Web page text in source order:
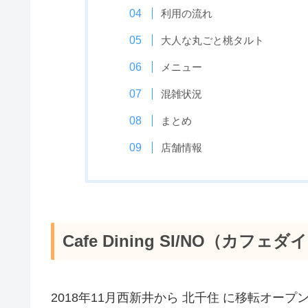
利用の流れ
大人な丸ごと桃タルト
メニュー
混雑状況
まとめ
店舗情報
Cafe Dining SI/NO（カフェダ
2018年11月西新井から 北千住 に移転オープ